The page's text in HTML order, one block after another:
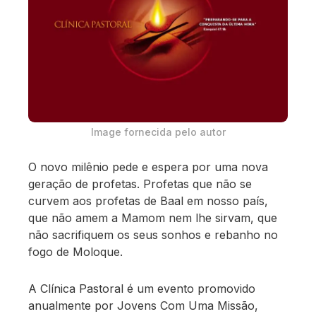
Image fornecida pelo autor
O novo milênio pede e espera por uma nova
geração de profetas. Profetas que não se
curvem aos profetas de Baal em nosso país,
que não amem a Mamom nem lhe sirvam, que
não sacrifiquem os seus sonhos e rebanho no
fogo de Moloque.
A Clínica Pastoral é um evento promovido
anualmente por Jovens Com Uma Missão,